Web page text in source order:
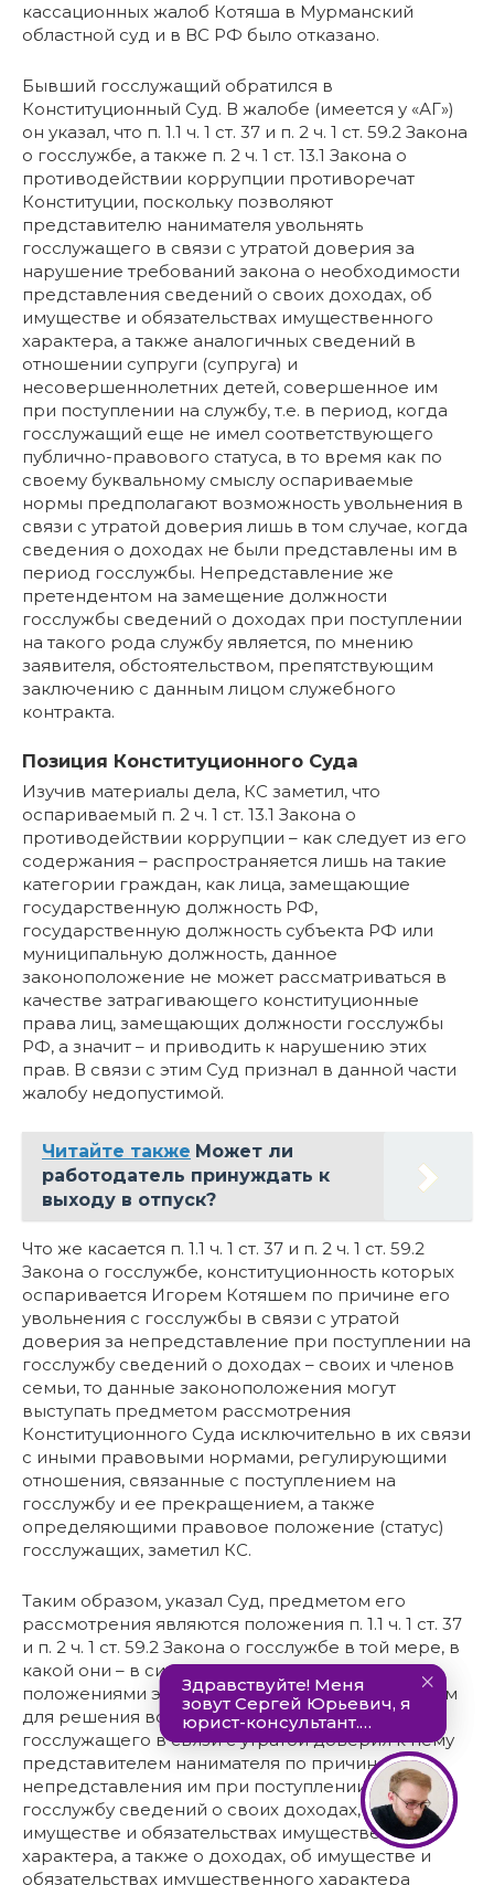
кассационных жалоб Котяша в Мурманский
областной суд и в ВС РФ было отказано.
Бывший госслужащий обратился в
Конституционный Суд. В жалобе (имеется у «АГ»)
он указал, что п. 1.1 ч. 1 ст. 37 и п. 2 ч. 1 ст. 59.2 Закона
о госслужбе, а также п. 2 ч. 1 ст. 13.1 Закона о
противодействии коррупции противоречат
Конституции, поскольку позволяют
представителю нанимателя увольнять
госслужащего в связи с утратой доверия за
нарушение требований закона о необходимости
представления сведений о своих доходах, об
имуществе и обязательствах имущественного
характера, а также аналогичных сведений в
отношении супруги (супруга) и
несовершеннолетних детей, совершенное им
при поступлении на службу, т.е. в период, когда
госслужащий еще не имел соответствующего
публично-правового статуса, в то время как по
своему буквальному смыслу оспариваемые
нормы предполагают возможность увольнения в
связи с утратой доверия лишь в том случае, когда
сведения о доходах не были представлены им в
период госслужбы. Непредставление же
претендентом на замещение должности
госслужбы сведений о доходах при поступлении
на такого рода службу является, по мнению
заявителя, обстоятельством, препятствующим
заключению с данным лицом служебного
контракта.
Позиция Конституционного Суда
Изучив материалы дела, КС заметил, что
оспариваемый п. 2 ч. 1 ст. 13.1 Закона о
противодействии коррупции – как следует из его
содержания – распространяется лишь на такие
категории граждан, как лица, замещающие
государственную должность РФ,
государственную должность субъекта РФ или
муниципальную должность, данное
законоположение не может рассматриваться в
качестве затрагивающего конституционные
права лиц, замещающих должности госслужбы
РФ, а значит – и приводить к нарушению этих
прав. В связи с этим Суд признал в данной части
жалобу недопустимой.
Читайте также Может ли
работодатель принуждать к
выходу в отпуск?
Что же касается п. 1.1 ч. 1 ст. 37 и п. 2 ч. 1 ст. 59.2
Закона о госслужбе, конституционность которых
оспаривается Игорем Котяшем по причине его
увольнения с госслужбы в связи с утратой
доверия за непредставление при поступлении на
госслужбу сведений о доходах – своих и членов
семьи, то данные законоположения могут
выступать предметом рассмотрения
Конституционного Суда исключительно в их связи
с иными правовыми нормами, регулирующими
отношения, связанные с поступлением на
госслужбу и ее прекращением, а также
определяющими правовое положение (статус)
госслужащих, заметил КС.
Таким образом, указал Суд, предметом его
рассмотрения являются положения п. 1.1 ч. 1 ст. 37
и п. 2 ч. 1 ст. 59.2 Закона о госслужбе в той мере, в
какой они – в системной связи с иными
положениями этого закона – служат основанием
для решения вопроса об увольнении
госслужащего в связи с утратой доверия к нему
представителем нанимателя по причине
непредставления им при поступлении на
госслужбу сведений о своих доходах, об
имуществе и обязательствах имущественного
характера, а также о доходах, об имуществе и
обязательствах имущественного характера